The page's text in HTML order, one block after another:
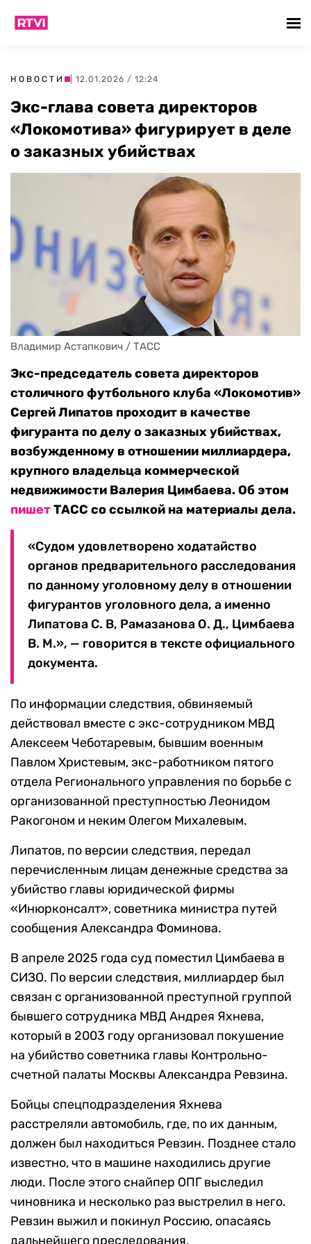
НОВОСТИ | 12.01.2026 / 12:24
Экс-глава совета директоров
«Локомотива» фигурирует в деле
о заказных убийствах
Владимир Астапкович / ТАСС
Экс-председатель совета директоров
столичного футбольного клуба «Локомотив»
Сергей Липатов проходит в качестве
фигуранта по делу о заказных убийствах,
возбужденному в отношении миллиардера,
крупного владельца коммерческой
недвижимости Валерия Цимбаева. Об этом
пишетТАСС со ссылкой на материалы дела.
«Судом удовлетворено ходатайство
органов предварительного расследования
по данному уголовному делу в отношении
фигурантов уголовного дела, а именно
Липатова С. В, Рамазанова О. Д., Цимбаева
В. М.», — говорится в тексте официального
документа.
По информации следствия, обвиняемый
действовал вместе с экс-сотрудником МВД
Алексеем Чеботаревым, бывшим военным
Павлом Христевым, экс-работником пятого
отдела Регионального управления по борьбе с
организованной преступностью Леонидом
Ракогоном и неким Олегом Михалевым.
Липатов, по версии следствия, передал
перечисленным лицам денежные средства за
убийство главы юридической фирмы
«Инюрконсалт», советника министра путей
сообщения Александра Фоминова.
В апреле 2025 года суд поместил Цимбаева в
СИЗО. По версии следствия, миллиардер был
связан с организованной преступной группой
бывшего сотрудника МВД Андрея Яхнева,
который в 2003 году организовал покушение
на убийство советника главы Контрольно-
счетной палаты Москвы Александра Ревзина.
Бойцы спецподразделения Яхнева
расстреляли автомобиль, где, по их данным,
должен был находиться Ревзин. Позднее стало
известно, что в машине находились другие
люди. После этого снайпер ОПГ выследил
чиновника и несколько раз выстрелил в него.
Ревзин выжил и покинул Россию, опасаясь
дальнейшего преследования.